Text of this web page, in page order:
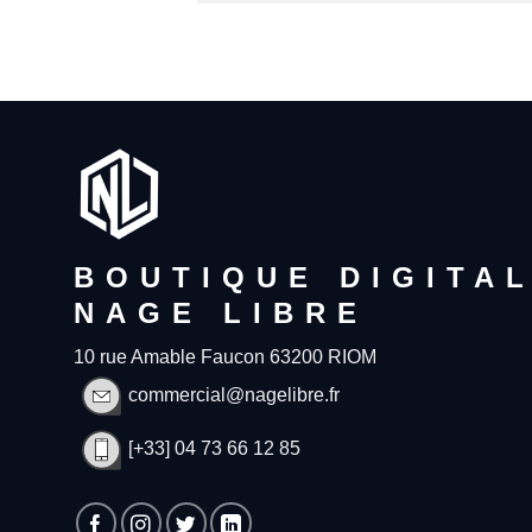
BOUTIQUE
NAGE LIBRE
10 rue Amable Faucon 63200 RIOM
commercial@nagelibre.fr
[+33] 04 73 66 12 85